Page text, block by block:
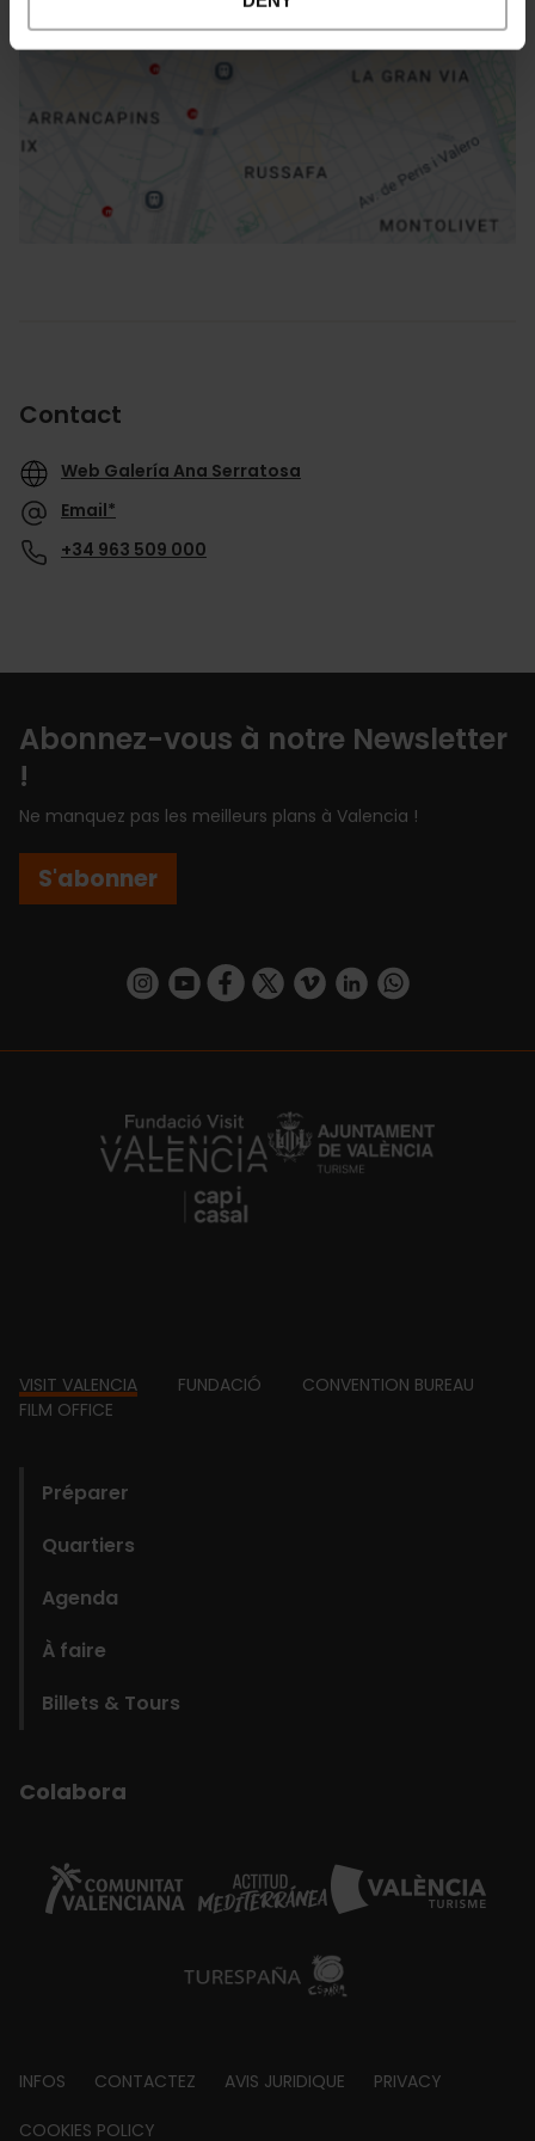
Directions
Contact
Web Galería Ana Serratosa
Email*
+34 963 509 000
Abonnez-vous à notre Newsletter
!
Ne manquez pas les meilleurs plans à Valencia !
S'abonner
https://www.instagram.com/visit_valencia/
https://www.youtube.com/user/
https://www.facebook.com/
https://twitter.com/
https://vimeo.com/
https://www.linkedin.com/company/turismo-valencia/https://api.whatsapp.com/send/
https://fundacion.visitvalencia.com/
Footer
VISIT VALENCIA FUNDACIÓ
CONVENTION BUREAU
FILM OFFICE
Préparer
Quartiers
Agenda
À faire
Billets & Tours
Colabora
Footer
INFOS CONTACTEZ AVIS JURIDIQUE PRIVACY
COOKIES POLICY